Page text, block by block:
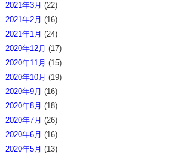
2021年3月 (22)
2021年2月 (16)
2021年1月 (24)
2020年12月 (17)
2020年11月 (15)
2020年10月 (19)
2020年9月 (16)
2020年8月 (18)
2020年7月 (26)
2020年6月 (16)
2020年5月 (13)